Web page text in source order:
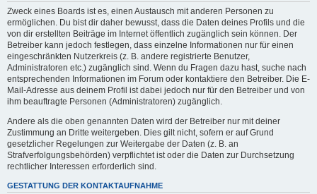
Zweck eines Boards ist es, einen Austausch mit anderen Personen zu
ermöglichen. Du bist dir daher bewusst, dass die Daten deines Profils und die
von dir erstellten Beiträge im Internet öffentlich zugänglich sein können. Der
Betreiber kann jedoch festlegen, dass einzelne Informationen nur für einen
eingeschränkten Nutzerkreis (z. B. andere registrierte Benutzer,
Administratoren etc.) zugänglich sind. Wenn du Fragen dazu hast, suche nach
entsprechenden Informationen im Forum oder kontaktiere den Betreiber. Die E-
Mail-Adresse aus deinem Profil ist dabei jedoch nur für den Betreiber und von
ihm beauftragte Personen (Administratoren) zugänglich.
Andere als die oben genannten Daten wird der Betreiber nur mit deiner
Zustimmung an Dritte weitergeben. Dies gilt nicht, sofern er auf Grund
gesetzlicher Regelungen zur Weitergabe der Daten (z. B. an
Strafverfolgungsbehörden) verpflichtet ist oder die Daten zur Durchsetzung
rechtlicher Interessen erforderlich sind.
GESTATTUNG DER KONTAKTAUFNAHME